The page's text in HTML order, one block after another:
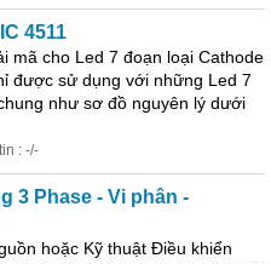
4511
mã cho Led 7 đoạn loại Cathode
được sử dụng với những Led 7
như sơ đồ nguyên lý dưới
: -/-
3 Phase - Vi phân -
hoặc Kỹ thuật Điều khiển